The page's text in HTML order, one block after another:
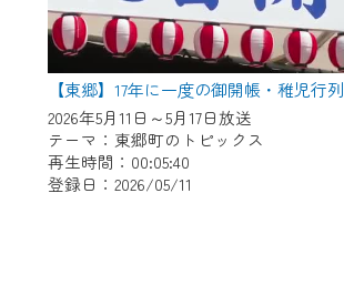
【東郷】17年に一度の御開帳・稚児行列
2026年5月11日～5月17日放送
テーマ：東郷町のトピックス
再生時間：00:05:40
登録日：2026/05/11